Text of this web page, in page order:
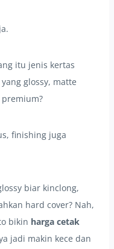
itu jenis kertas
glossy, matte
finishing juga
biar kinclong,
hard cover? Nah,
bikin harga cetak
jadi makin kece dan